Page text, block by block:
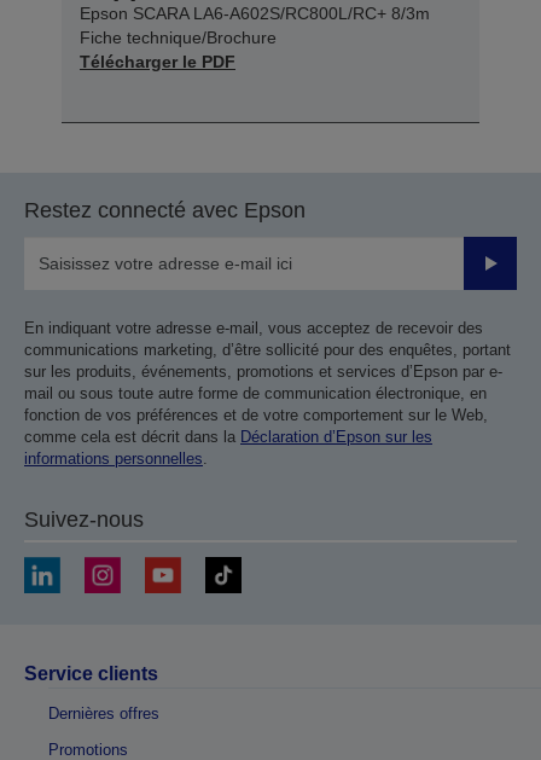
Epson SCARA LA6-A602S/RC800L/RC+ 8/3m
Fiche technique/Brochure
Télécharger le PDF
Restez connecté avec Epson
Valider
En indiquant votre adresse e-mail, vous acceptez de recevoir des
communications marketing, d’être sollicité pour des enquêtes, portant
sur les produits, événements, promotions et services d’Epson par e-
mail ou sous toute autre forme de communication électronique, en
fonction de vos préférences et de votre comportement sur le Web,
comme cela est décrit dans la Déclaration d’Epson sur les
informations personnelles
Suivez-nous
Service clients
Dernières offres
Promotions